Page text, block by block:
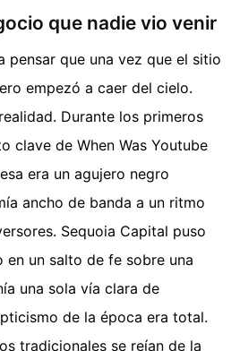
que nadie vio venir
pensar que una vez que el sitio
empezó a caer del cielo.
Durante los primeros
clave de When Was Youtube
era un agujero negro
ancho de banda a un ritmo
Sequoia Capital puso
en un salto de fe sobre una
una sola vía clara de
de la época era total.
tradicionales se reían de la